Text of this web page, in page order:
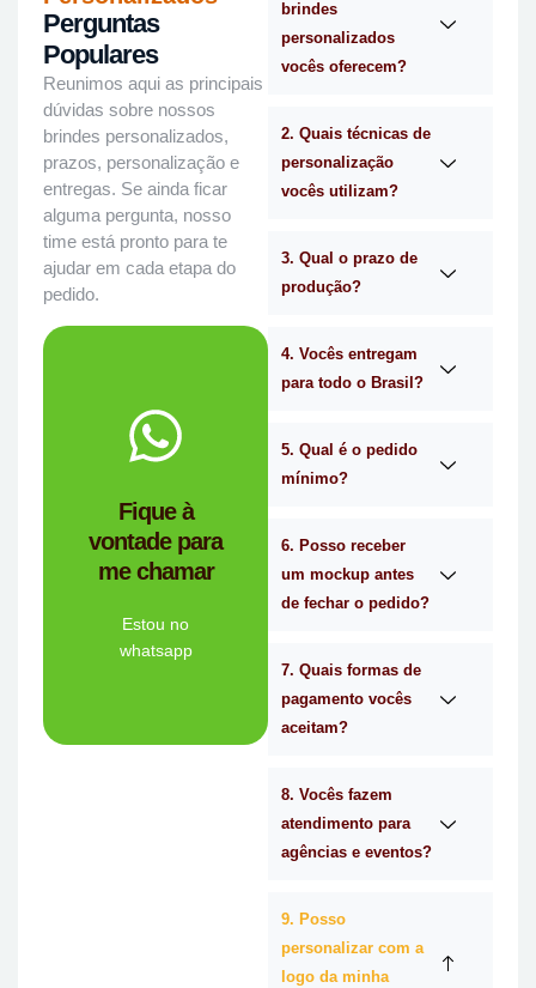
Perguntas
Populares
Reunimos aqui as principais
dúvidas sobre nossos
brindes personalizados,
prazos, personalização e
entregas. Se ainda ficar
alguma pergunta, nosso
time está pronto para te
ajudar em cada etapa do
pedido.
Fique à
vontade para
me chamar
Estou no
whatsapp
Tem dúvidas se a
Personalizado é a
empresa de
brindes certa para
Me chama
no
brindes
personalizados
vocês oferecem?
2. Quais técnicas de
personalização
vocês utilizam?
3. Qual o prazo de
produção?
4. Vocês entregam
para todo o Brasil?
5. Qual é o pedido
mínimo?
6. Posso receber
um mockup antes
de fechar o pedido?
7. Quais formas de
pagamento vocês
aceitam?
8. Vocês fazem
atendimento para
agências e eventos?
9. Posso
personalizar com a
logo da minha